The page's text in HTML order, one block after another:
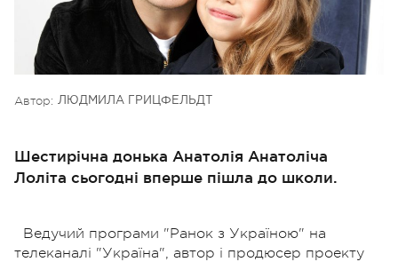
Автор: ЛЮДМИЛА ГРИЦФЕЛЬДТ
Шестирічна донька Анатолія Анатоліча
Лоліта сьогодні вперше пішла до школи.
Ведучий програми "Ранок з Україною" на
телеканалі "Україна", автор і продюсер проекту